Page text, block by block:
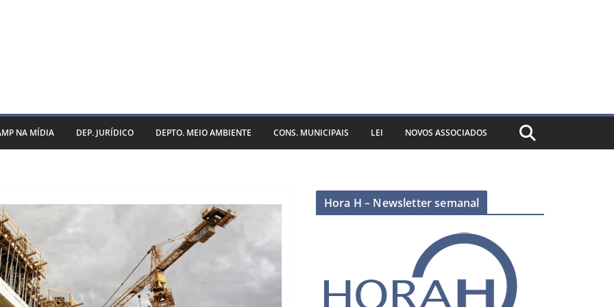
NA MÍDIA DEP. JURÍDICO DEPTO. MEIO AMBIENTE CONS. MUNICIPAIS LEI NOVOS ASSOCIADOS
Hora H – Newsletter semanal